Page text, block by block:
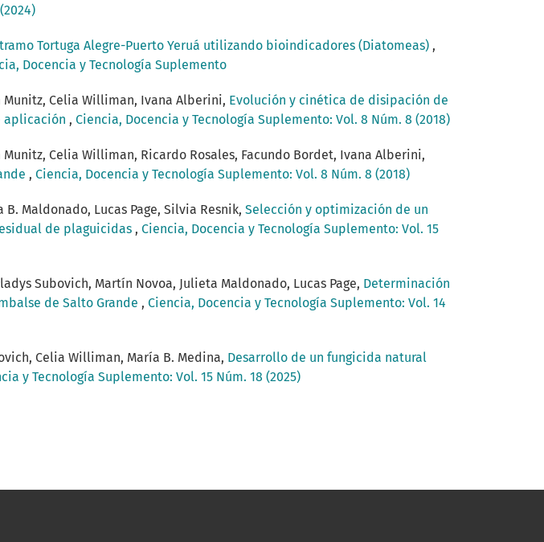
Tortuga Alegre-Puerto Yeruá utilizando bioindicadores (Diatomeas) ,
Docencia y Tecnología Suplemento
Celia Williman, Ivana Alberini, Evolución y cinética de disipación de
aplicación , Ciencia, Docencia y Tecnología Suplemento: Vol. 8 Núm. 8 (2018)
Celia Williman, Ricardo Rosales, Facundo Bordet, Ivana Alberini,
, Ciencia, Docencia y Tecnología Suplemento: Vol. 8 Núm. 8 (2018)
Maldonado, Lucas Page, Silvia Resnik, Selección y optimización de un
de plaguicidas , Ciencia, Docencia y Tecnología Suplemento: Vol. 15
Subovich, Martín Novoa, Julieta Maldonado, Lucas Page, Determinación
de Salto Grande , Ciencia, Docencia y Tecnología Suplemento: Vol. 14
Celia Williman, María B. Medina, Desarrollo de un fungicida natural
y Tecnología Suplemento: Vol. 15 Núm. 18 (2025)